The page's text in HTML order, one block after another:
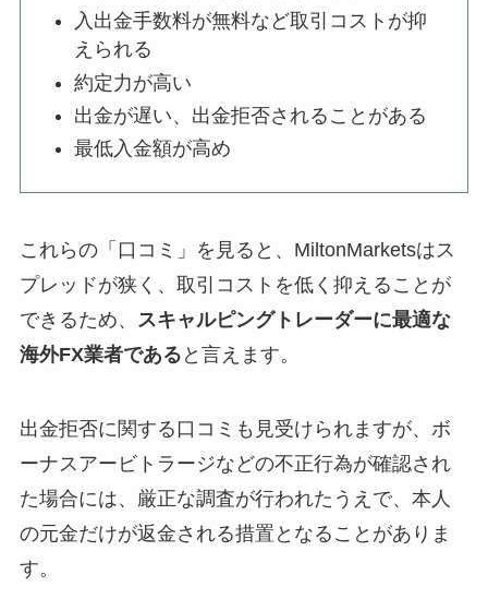
入出金手数料が無料など取引コストが抑
えられる
約定力が高い
出金が遅い、出金拒否されることがある
最低入金額が高め
これらの「口コミ」を見ると、MiltonMarketsはス
プレッドが狭く、取引コストを低く抑えることが
できるため、 スキャルピングトレーダーに最適な
海外FX業者である と言えます。
出金拒否に関する口コミも見受けられますが、ボ
ーナスアービトラージなどの不正行為が確認され
た場合には、厳正な調査が行われたうえで、本人
の元金だけが返金される措置となることがありま
す。